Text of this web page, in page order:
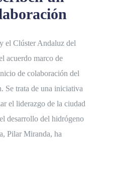
el Clúster Andaluz del
acuerdo marco de
de colaboración del
Se trata de una iniciativa
el liderazgo de la ciudad
desarrollo del hidrógeno
Pilar Miranda, ha